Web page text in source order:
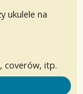
ukulele na
coverów, itp.